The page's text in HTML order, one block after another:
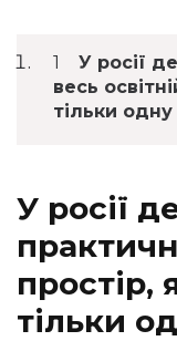
У росії
весь
тільки
У росії
простір,
тільки